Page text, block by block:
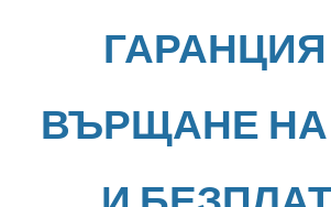
ВЪРЩАНЕ